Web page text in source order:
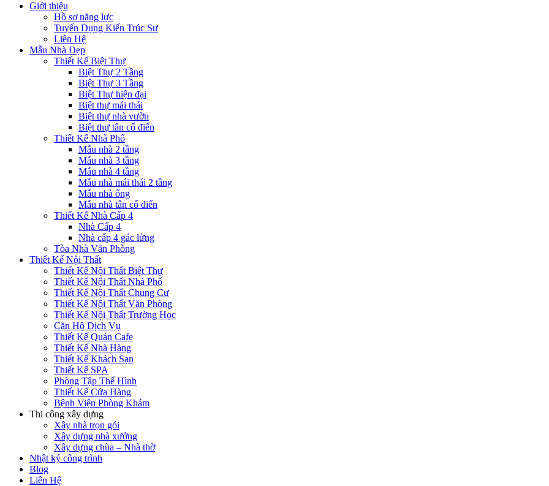
Giới thiệu
Hồ sơ năng lực
Tuyển Dụng Kiến Trúc Sư
Liên Hệ
Mẫu Nhà Đẹp
Thiết Kế Biệt Thự
Biệt Thự 2 Tầng
Biệt Thự 3 Tầng
Biệt Thự hiện đại
Biệt thự mái thái
Biệt thự nhà vườn
Biệt thự tân cổ điển
Thiết Kế Nhà Phố
Mẫu nhà 2 tầng
Mẫu nhà 3 tầng
Mẫu nhà 4 tầng
Mẫu nhà mái thái 2 tầng
Mẫu nhà ống
Mẫu nhà tân cổ điển
Thiết Kế Nhà Cấp 4
Nhà Cấp 4
Nhà cấp 4 gác lửng
Tòa Nhà Văn Phòng
Thiết Kế Nội Thất
Thiết Kế Nội Thất Biệt Thự
Thiết Kế Nội Thất Nhà Phố
Thiết Kế Nội Thất Chung Cư
Thiết Kế Nội Thất Văn Phòng
Thiết Kế Nội Thất Trường Học
Căn Hộ Dịch Vụ
Thiết Kế Quán Cafe
Thiết Kế Nhà Hàng
Thiết Kế Khách Sạn
Thiết Kế SPA
Phòng Tập Thể Hình
Thiết Kế Cửa Hàng
Bệnh Viện Phòng Khám
Thi công xây dựng
Xây nhà trọn gói
Xây dựng nhà xưởng
Xây dựng chùa – Nhà thờ
Nhật ký công trình
Blog
Liên Hệ